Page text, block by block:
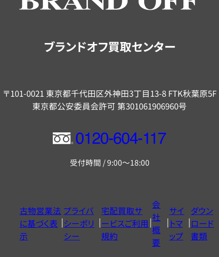
ブランドオフ買取センター
〒101-0021 東京都千代田区外神田3丁目13-8 FTK秋葉原5F
東京都公安委員会許可 第301061906960号
フ
ー
ヤ
ル
0120604117
受付時間 / 9:00～18:00
古物営業法
に基づく表
示
プライバ
シーポリ
シー
宅配買取サ
ービスご利用
規約
会
社
概
要
サイ
トマ
ップ
ダウン
ロード
書類